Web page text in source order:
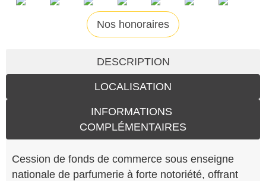
Nos honoraires
DESCRIPTION
LOCALISATION
INFORMATIONS
COMPLÉMENTAIRES
Cession de fonds de commerce sous enseigne
nationale de parfumerie à forte notoriété, offrant